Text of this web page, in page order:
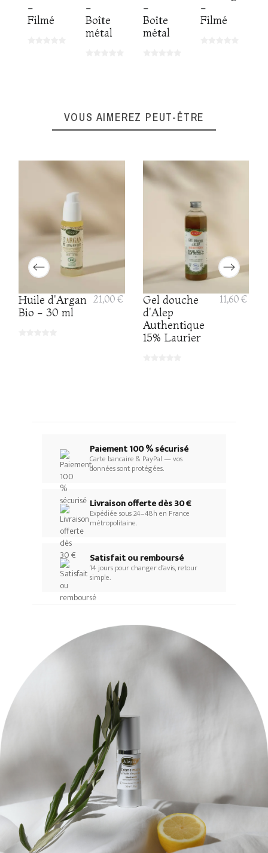
-
Filmé
-
Boîte
métal
-
Boîte
métal
-
Filmé
VOUS AIMEREZ PEUT-ÊTRE
Huile d'Argan
Bio - 30 ml
21,00 €
Gel douche
d'Alep
Authentique
15% Laurier
11,60 €
Paiement 100 % sécurisé
Carte bancaire & PayPal — vos
données sont protégées.
Livraison offerte dès 30 €
Expédiée sous 24–48h en France
métropolitaine.
Satisfait ou remboursé
14 jours pour changer d’avis, retour
simple.